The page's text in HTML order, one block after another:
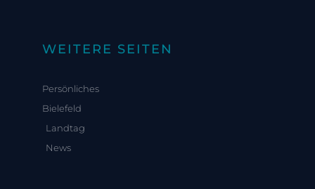
WEITERE SEITEN
Persönliches
Bielefeld
Landtag
News